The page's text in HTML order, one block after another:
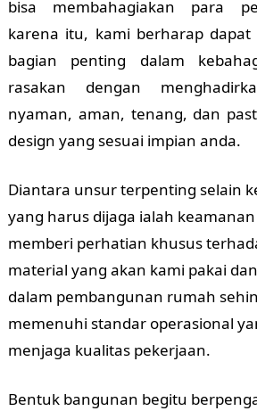
bisa membahagiakan para
karena itu, kami berharap
bagian penting dalam
rasakan dengan
nyaman, aman, tenang, dan
design yang sesuai impian anda.
Diantara unsur terpenting selain
yang harus dijaga ialah
memberi perhatian khusus
material yang akan kami pakai
dalam pembangunan rumah
memenuhi standar operasional
menjaga kualitas pekerjaan.
Bentuk bangunan begitu